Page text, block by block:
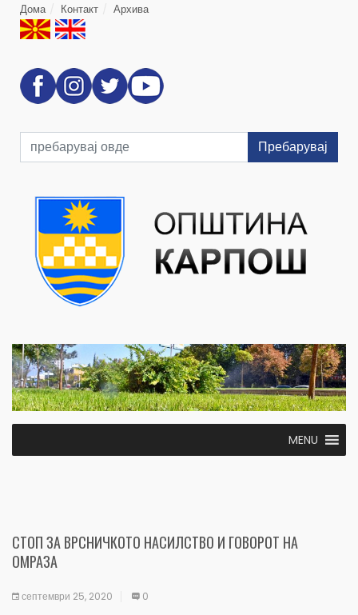
Дома Контакт Архива
Пребарувај
MENU
СТОП ЗА ВРСНИЧКОТО НАСИЛСТВО И ГОВОРОТ НА
ОМРАЗА
септември 25, 2020 0